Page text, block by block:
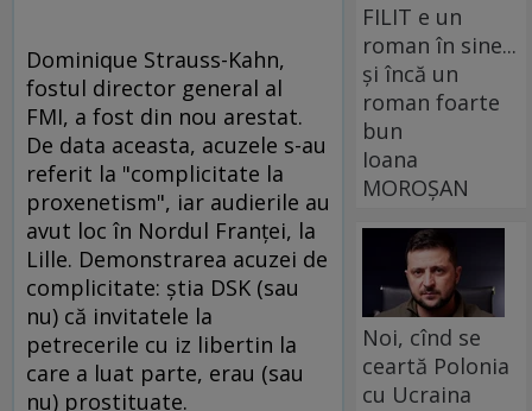
Dominique Strauss-Kahn,
fostul director general al
FMI, a fost din nou arestat.
De data aceasta, acuzele s-au
referit la "complicitate la
proxenetism", iar audierile au
avut loc în Nordul Franţei, la
Lille. Demonstrarea acuzei de
complicitate: ştia DSK (sau
nu) că invitatele la
petrecerile cu iz libertin la
care a luat parte, erau (sau
nu) prostituate.
FILIT e un
roman în sine...
și încă un
roman foarte
bun
Ioana
MOROȘAN
Noi, cînd se
ceartă Polonia
cu Ucraina